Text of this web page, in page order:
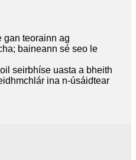
gan teorainn ag
baineann sé seo le
seirbhíse uasta a bheith
ina n-úsáidtear